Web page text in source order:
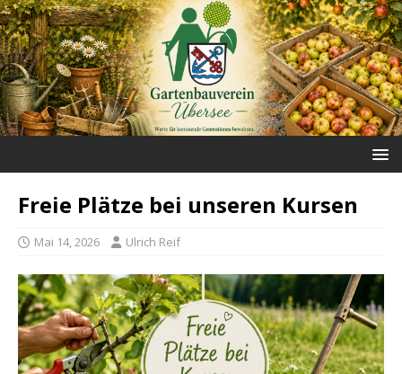
Freie Plätze bei unseren Kursen
Mai 14, 2026 Ulrich Reif